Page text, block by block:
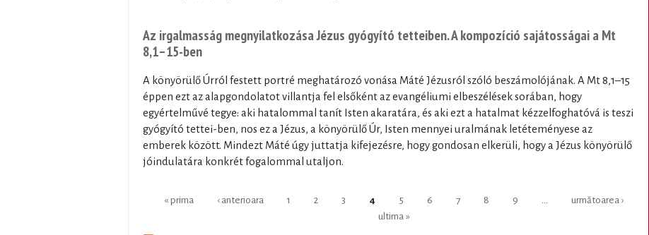
Az irgalmasság megnyilatkozása Jézus gyógyító tetteiben. A kompozíció sajátosságai a Mt
8,1–15-ben
A könyörülő Úrról festett portré meghatározó vonása Máté Jézusról szóló beszámolójának. A Mt 8,1–15
éppen ezt az alapgondolatot villantja fel elsőként az evangéliumi elbeszélések sorában, hogy
egyértelművé tegye: aki hatalommal tanít Isten akaratára, és aki ezt a hatalmat kézzelfoghatóvá is teszi
gyógyító tettei-ben, nos ez a Jézus, a könyörülő Úr, Isten mennyei uralmának letéteményese az
emberek között. Mindezt Máté úgy juttatja kifejezésre, hogy gondosan elkerüli, hogy a Jézus könyörülő
jóindulatára konkrét fogalommal utaljon.
Pages« prima ‹ anterioara 1 2 3 4 5 6 7 8 9
următoarea ›
ultima »